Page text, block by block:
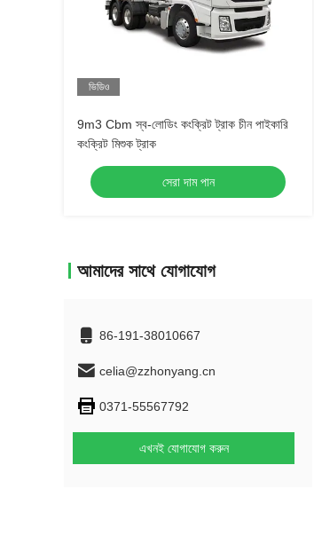
ভিডিও
9m3 Cbm স্ব-লোডিং কংক্রিট ট্রাক চীন পাইকারি
কংক্রিট মিশুক ট্রাক
সেরা দাম পান
আমাদের সাথে যোগাযোগ
86-191-38010667
celia@zzhonyang.cn
0371-55567792
এখনই যোগাযোগ করুন